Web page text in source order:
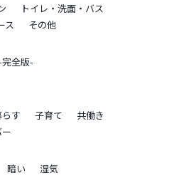
トイレ・洗面・バス
ス
その他
全版-
す 子育て
共働き
暗い
湿気